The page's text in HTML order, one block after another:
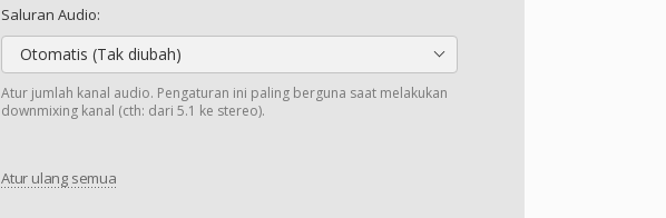
Saluran Audio:
Otomatis (Tak diubah)
Atur jumlah kanal audio. Pengaturan ini paling berguna saat melakukan
downmixing kanal (cth: dari 5.1 ke stereo).
Atur ulang semua